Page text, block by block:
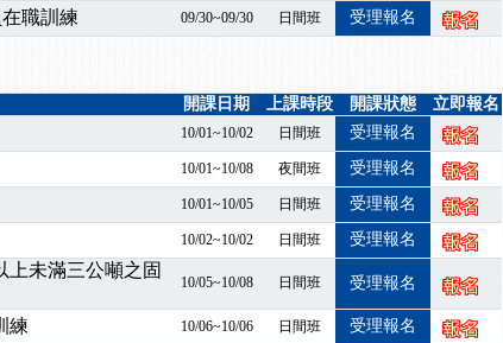
邊推出囉～～
！
課程百百種選擇好困難！快來祐昕學院官網看看吧！
隧道等襯砌作業主管」及「潛水作業主管」安全衛生教育訓練之結
職訓練 09/30~09/30 日間班 受理報名
開課日期 上課時段 開課狀態 立即報名
10/01~10/02 日間班 受理報名
10/01~10/08 夜間班 受理報名
10/01~10/05 日間班 受理報名
10/02~10/02 日間班 受理報名
上未滿三公噸之固
10/05~10/08 日間班 受理報名
練 10/06~10/06 日間班 受理報名